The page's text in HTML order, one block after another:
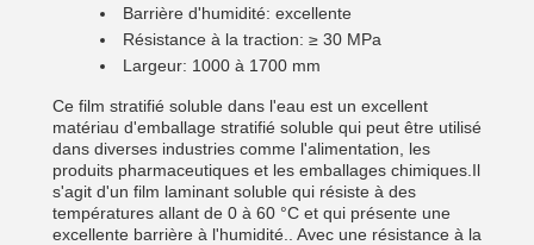
Barrière d'humidité: excellente
Résistance à la traction: ≥ 30 MPa
Largeur: 1000 à 1700 mm
Ce film stratifié soluble dans l'eau est un excellent
matériau d'emballage stratifié soluble qui peut être utilisé
dans diverses industries comme l'alimentation, les
produits pharmaceutiques et les emballages chimiques.Il
s'agit d'un film laminant soluble qui résiste à des
températures allant de 0 à 60 °C et qui présente une
excellente barrière à l'humidité.. Avec une résistance à la